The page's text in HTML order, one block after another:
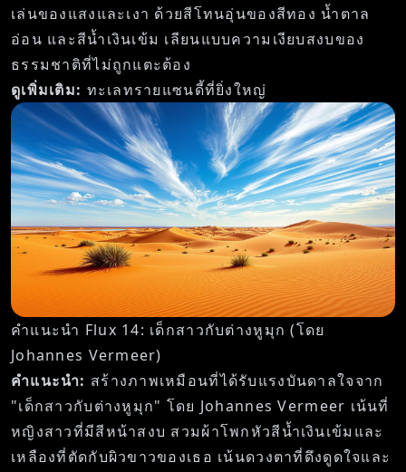
เล่นของแสงและเงา ด้วยสีโทนอุ่นของสีทอง น้ำตาล
อ่อน และสีน้ำเงินเข้ม เลียนแบบความเงียบสงบของ
ธรรมชาติที่ไม่ถูกแตะต้อง
ดูเพิ่มเติม: ทะเลทรายแซนดี้ที่ยิ่งใหญ่
คำแนะนำ Flux 14: เด็กสาวกับต่างหูมุก (โดย
Johannes Vermeer)
คำแนะนำ: สร้างภาพเหมือนที่ได้รับแรงบันดาลใจจาก
"เด็กสาวกับต่างหูมุก" โดย Johannes Vermeer เน้นที่
หญิงสาวที่มีสีหน้าสงบ สวมผ้าโพกหัวสีน้ำเงินเข้มและ
เหลืองที่ตัดกับผิวขาวของเธอ เน้นดวงตาที่ดึงดูดใจและ